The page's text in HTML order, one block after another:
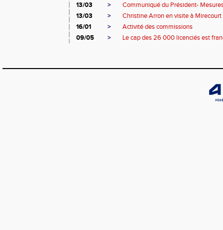
13/03
>
Communiqué du Président-
13/03
>
Christine Arron en visite à Mirecourt
16/01
>
Activité des commissions
09/05
> Le cap des 26 000 licenciés est